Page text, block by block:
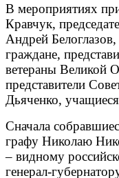
В мероприятиях
Кравчук,
Андрей
граждане,
ветераны Великой
представители
Дьяченко,
Сначала
графу Николаю
– видному
генерал-